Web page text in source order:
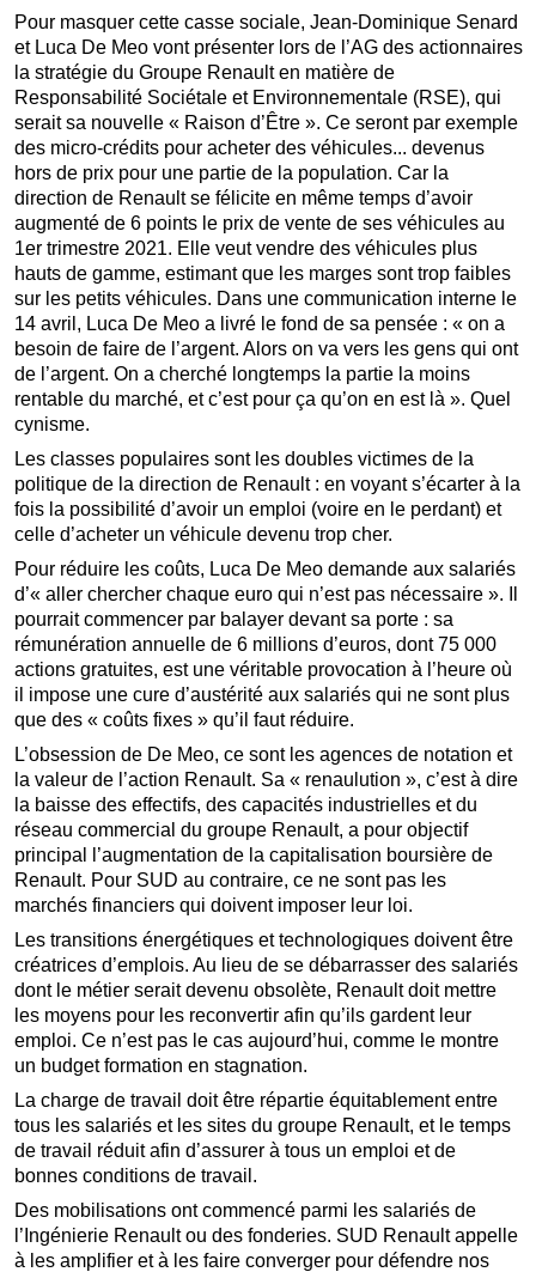
Pour masquer cette casse sociale, Jean-Dominique Senard
et Luca De Meo vont présenter lors de l’AG des actionnaires
la stratégie du Groupe Renault en matière de
Responsabilité Sociétale et Environnementale (RSE), qui
serait sa nouvelle « Raison d’Être ». Ce seront par exemple
des micro-crédits pour acheter des véhicules... devenus
hors de prix pour une partie de la population. Car la
direction de Renault se félicite en même temps d’avoir
augmenté de 6 points le prix de vente de ses véhicules au
1er trimestre 2021. Elle veut vendre des véhicules plus
hauts de gamme, estimant que les marges sont trop faibles
sur les petits véhicules. Dans une communication interne le
14 avril, Luca De Meo a livré le fond de sa pensée : « on a
besoin de faire de l’argent. Alors on va vers les gens qui ont
de l’argent. On a cherché longtemps la partie la moins
rentable du marché, et c’est pour ça qu’on en est là ». Quel
cynisme.
Les classes populaires sont les doubles victimes de la
politique de la direction de Renault : en voyant s’écarter à la
fois la possibilité d’avoir un emploi (voire en le perdant) et
celle d’acheter un véhicule devenu trop cher.
Pour réduire les coûts, Luca De Meo demande aux salariés
d’« aller chercher chaque euro qui n’est pas nécessaire ». Il
pourrait commencer par balayer devant sa porte : sa
rémunération annuelle de 6 millions d’euros, dont 75 000
actions gratuites, est une véritable provocation à l’heure où
il impose une cure d’austérité aux salariés qui ne sont plus
que des « coûts fixes » qu’il faut réduire.
L’obsession de De Meo, ce sont les agences de notation et
la valeur de l’action Renault. Sa « renaulution », c’est à dire
la baisse des effectifs, des capacités industrielles et du
réseau commercial du groupe Renault, a pour objectif
principal l’augmentation de la capitalisation boursière de
Renault. Pour SUD au contraire, ce ne sont pas les
marchés financiers qui doivent imposer leur loi.
Les transitions énergétiques et technologiques doivent être
créatrices d’emplois. Au lieu de se débarrasser des salariés
dont le métier serait devenu obsolète, Renault doit mettre
les moyens pour les reconvertir afin qu’ils gardent leur
emploi. Ce n’est pas le cas aujourd’hui, comme le montre
un budget formation en stagnation.
La charge de travail doit être répartie équitablement entre
tous les salariés et les sites du groupe Renault, et le temps
de travail réduit afin d’assurer à tous un emploi et de
bonnes conditions de travail.
Des mobilisations ont commencé parmi les salariés de
l’Ingénierie Renault ou des fonderies. SUD Renault appelle
à les amplifier et à les faire converger pour défendre nos